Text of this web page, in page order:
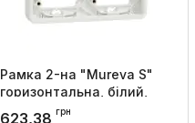
Рамка 2-на "Mureva S"
горизонтальна, білий,
IP55, Schneider Electric
623,38 грн